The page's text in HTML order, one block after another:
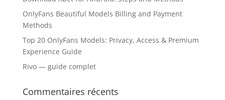
OnlyFans Beautiful Models Billing and Payment
Methods
Top 20 OnlyFans Models: Privacy, Access & Premium
Experience Guide
Rivo — guide complet
Commentaires récents